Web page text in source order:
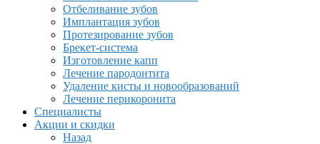
Отбеливание зубов
Имплантация зубов
Протезирование зубов
Брекет-система
Изготовление капп
Лечение пародонтита
Удаление кисты и новообразований
Лечение перикоронита
Специалисты
Акции и скидки
Назад